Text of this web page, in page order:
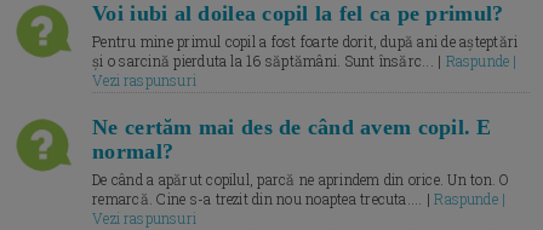
Voi iubi al doilea copil la fel ca pe primul?
Pentru mine primul copil a fost foarte dorit, după ani de așteptări
și o sarcină pierduta la 16 săptămâni. Sunt însărc... | Raspunde |
Vezi raspunsuri
Ne certăm mai des de când avem copil. E
normal?
De când a apărut copilul, parcă ne aprindem din orice. Un ton. O
remarcă. Cine s-a trezit din nou noaptea trecuta.... |Raspunde |
Vezi raspunsuri